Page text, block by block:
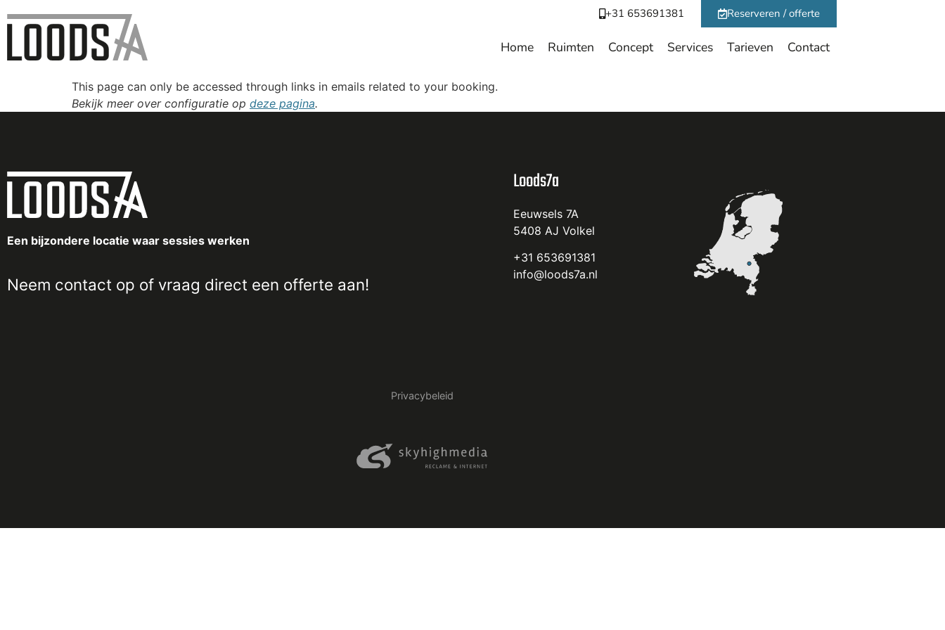
+31 653691381 Reserveren / offerte
Home Ruimten Concept Services Tarieven Contact
This page can only be accessed through links in emails related to your booking.
Bekijk meer over configuratie op deze pagina.
Een bijzondere locatie waar sessies werken
Neem contact op of vraag direct een offerte aan!
Loods7a
Eeuwsels 7A
5408 AJ Volkel
+31 653691381
info@loods7a.nl
Privacybeleid